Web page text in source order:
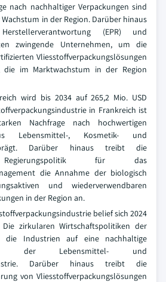
nach nachhaltiger Verpackungen sind
in der Region. Darüber hinaus
(EPR) und
zwingende Unternehmen, um die
Vliesstoffverpackungslösungen
die im Marktwachstum in der Region
wird bis 2034 auf 265,2 Mio. USD
in Frankreich ist
Nachfrage nach hochwertigen
Lebensmittel-, Kosmetik- und
Darüber hinaus treibt die
Regierungspolitik für das
die Annahme der biologisch
und wiederverwendbaren
in der Region an.
belief sich 2024
zirkularen Wirtschaftspolitiken der
die Industrien auf eine nachhaltige
der Lebensmittel- und
Darüber hinaus treibt die
von Vliesstoffverpackungslösungen